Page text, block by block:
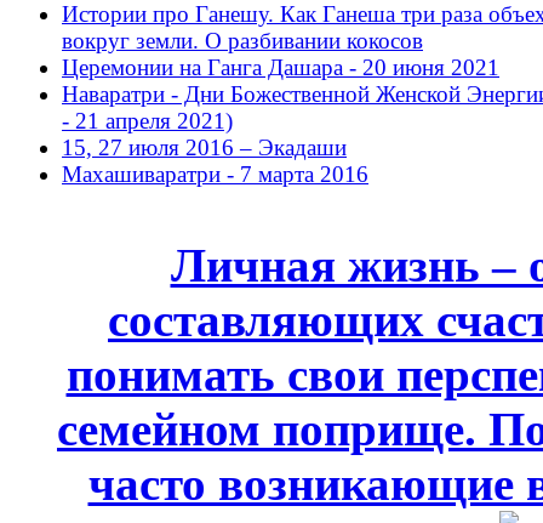
Истории про Ганешу. Как Ганеша три раза
вокруг земли. О разбивании кокосов
Церемонии на Ганга Дашара - 20 июня 2021
Наваратри - Дни Божественной Женской
- 21 апреля 2021)
15, 27 июля 2016 – Экадаши
Махашиваратри - 7 марта 2016
Личная жизнь –
составляющих
понимать свои
семейном поприще.
часто возникающие